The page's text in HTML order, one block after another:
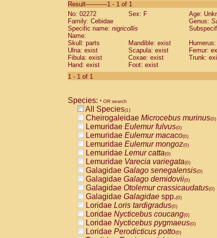
CebidaeSaguinus labiatus(0)
Cebidae Saguinus leucopus (0)
Cebidae
CebidaeSaguinus mystax
Cebidae Saguinus nigricollis (1)
Cebidae Saguinus oedipus
Cebidae Saguinus weddelli
Cebidae Saguinusspp.
Cebidae
CebidaeCebus capucinus
CebidaeCebus nigrivittatus
CebidaeCebus spp.(0)
CebidaeSaimiri boliviensis(0)
CebidaeSaimiri sciureus(0)
AtelidaeAlouatta caraya(0)
AtelidaeAlouatta fusca(0)
AtelidaeAlouatta seniculus(0)
AtelidaeAlouattaspp.(0)
AtelidaeAteles belzebuth(0)
AtelidaeAteles geoffroyi(0)
AtelidaeAteles paniscus(0)
AtelidaeAtelesspp.(0)
AtelidaeLagothrix lagothricha(0)
AtelidaeLagothrix lagothricha cana
PitheciidaeCacajao calvus
Result-----------1 - 1 of 1
No: 02272
Sex: F
Age:
Family: Cebidae
Genus:
Specific name: nigricollis
Name:
Skull: parts
Mandible: exist
Ulna: exist
Scapula: exist
Femur:
Fibula: exist
Coxae: exist
Trunk:
Hand: exist
Foot: exist
1 - 1 of 1
Species: * OR search
All Species(1)
Cheirogaleidae Microcebus murinus(0)
Lemuridae Eulemur fulvus(0)
Lemuridae Eulemur macaco(0)
Lemuridae Eulemur mongoz(0)
Lemuridae Lemur catta(0)
Lemuridae Varecia variegata(0)
Galagidae Galago senegalensis(0)
Galagidae Galago demidovii(0)
Galagidae Otolemur crassicaudatus(0)
Galagidae Galagidae spp.(0)
Loridae Loris tardigradus(0)
Loridae Nycticebus coucang(0)
Loridae Nycticebus pygmaeus(0)
Loridae Perodicticus potto(0)